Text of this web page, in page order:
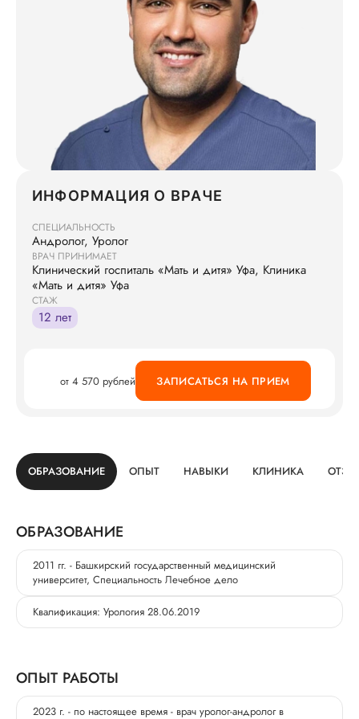
ИНФОРМАЦИЯ О ВРАЧЕ
СПЕЦИАЛЬНОСТЬ
Андролог, Уролог
ВРАЧ ПРИНИМАЕТ
Клинический госпиталь «Мать и дитя» Уфа, Клиника
«Мать и дитя» Уфа
СТАЖ
12 лет
от 4 570 рублей ЗАПИСАТЬСЯ НА ПРИЕМ
ОБРАЗОВАНИЕ ОПЫТ НАВЫКИ КЛИНИКА
ОБРАЗОВАНИЕ
2011 гг. - Башкирский государственный медицинский
университет, Специальность Лечебное дело
Квалификация: Урология 28.06.2019
ОПЫТ РАБОТЫ
2023 г. - по настоящее время - врач уролог-андролог в